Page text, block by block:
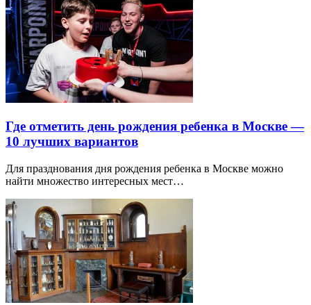
Где отметить день рождения ребенка в Москве —
10 лучших вариантов
Для празднования дня рождения ребенка в Москве можно
найти множество интересных мест…